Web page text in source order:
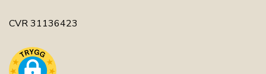
CVR 31136423